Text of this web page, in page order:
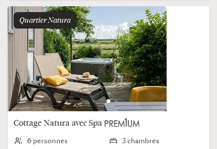
Quartier natura
Cottage Natura avec Spa
6 personnes
3 chambres